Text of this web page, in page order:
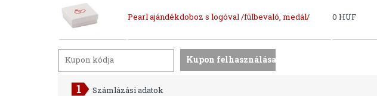
Pearl ajándékdoboz s logóval /fülbevaló, medál/ 0 HUF
Számlázási adatok